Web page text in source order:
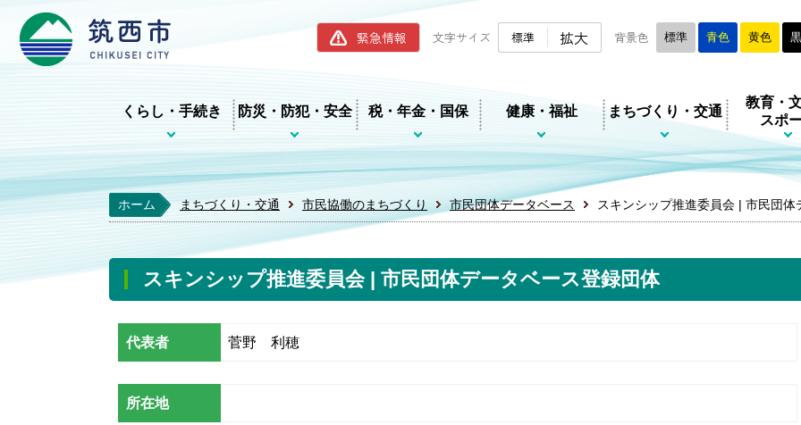
筑西市ホームページ
緊急情報 文字サイズ 標準 拡大 背景色 標準 青色 黄色
くらし・手続き 防災・防犯・安全 税・年金・国保 健康・福祉 まちづくり・交通
教育・
スポ
ホーム まちづくり・交通 市民協働のまちづくり 市民団体データベース スキンシップ推進委員会 | 市民団
スキンシップ推進委員会 | 市民団体データベース登録団体
代表者 菅野 利穂
所在地